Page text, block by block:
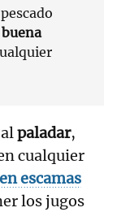
buena
paladar,
cualquier
escamas
los jugos